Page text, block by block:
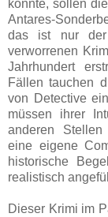
konnte, sollen
Antares-
das ist nur der
verworrenen
Jahrhundert
Fällen tauchen
von Detective
müssen ihrer
anderen Stellen
eine eigene
historische
realistisch
Dieser Krimi im